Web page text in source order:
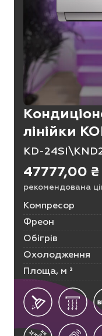
лінійки
KD-
47777,00 ₴
рекомендована
Компресор
Фреон
Обігрів
Охолодження
Площа, м ²